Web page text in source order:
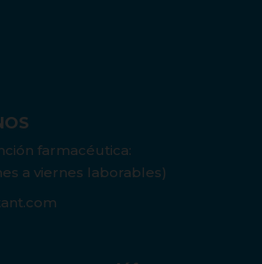
farmacéutica:
a viernes laborables)